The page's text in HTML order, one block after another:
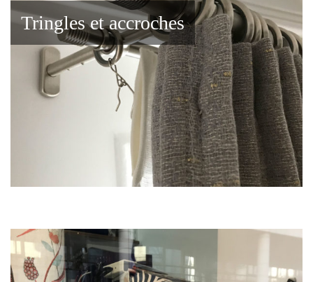
Tringles et accroches